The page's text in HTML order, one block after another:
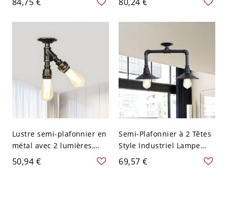
clair, 2 têtes de tuyau en
cage
de style ferme, tuyau en
verre ambré et cage
Lustre semi-plafonnier en
métal avec 2 lumières,
finition bronze pour salon
50,94 €
Semi-Plafonnier à 2 Têtes
Style Industriel Lampe
Semi-Encastrée Abat-Jour
Cône avec Design de
69,57 €